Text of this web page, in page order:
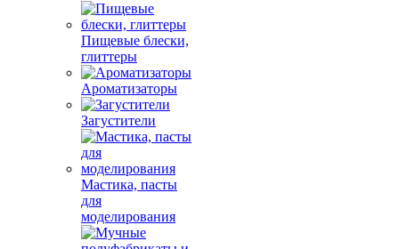
Пищевые блески,
глиттеры
Ароматизаторы
Загустители
Мастика, пасты
для
моделирования